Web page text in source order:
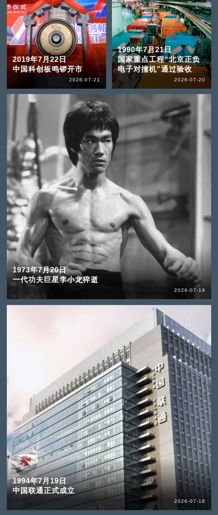
2019年7月22日
中国科创板鸣锣开市
2026-07-21
1990年7月21日
国家重点工程“北京正负
电子对撞机”通过验收
2026-07-20
1973年7月20日
一代功夫巨星李小龙猝逝
2026-07-19
1994年7月19日
中国联通正式成立
2026-07-18